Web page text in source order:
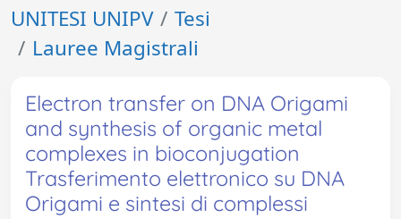
UNITESI UNIPV
Tesi
Lauree Magistrali
Electron transfer on DNA Origami
and synthesis of organic metal
complexes in bioconjugation
Trasferimento elettronico su DNA
Origami e sintesi di complessi